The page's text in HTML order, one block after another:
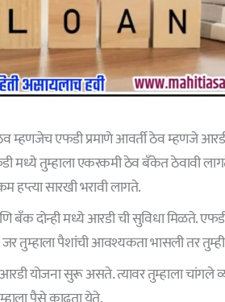
म्हणजेच एफडी प्रमाणे आवर्ती ठेव म्हणजे
मध्ये तुम्हाला एकरकमी ठेव बँकेत ठेवावी
हप्त्या सारखी भरावी लागते.
दोन्ही मध्ये आरडी ची सुविधा मिळते.
तुम्हाला पैशांची आवश्यकता भासली तर
योजना सुरू असते. त्यावर तुम्हाला चांगले